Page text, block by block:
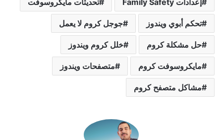
إعدادات Family Safety تحديثات مايكروسوفت
تحكم أبوي ويندوز جوجل كروم لا يعمل
حل مشكلة كروم خلل كروم ويندوز
مايكروسوفت كروم متصفحات ويندوز
مشاكل متصفح كروم